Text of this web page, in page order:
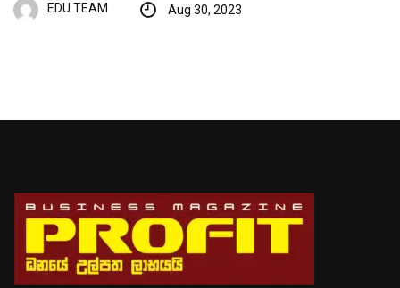
EDU TEAM Aug 30, 2023